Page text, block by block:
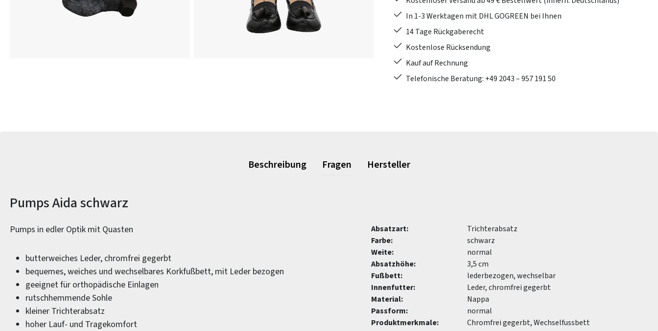
In 1-3 Werktagen mit DHL GOGREEN bei Ihnen
14 Tage Rückgaberecht
Kostenlose Rücksendung
Kauf auf Rechnung
Telefonische Beratung: +49 2043 – 957 191 50
Beschreibung Fragen Hersteller
Produktinformationen
Pumps Aida schwarz
Pumps in edler Optik mit Quasten
butterweiches Leder, chromfrei gegerbt
bequemes, weiches und wechselbares Korkfußbett, mit Leder bezogen
geeignet für orthopädische Einlagen
rutschhemmende Sohle
kleiner Trichterabsatz
hoher Lauf- und Tragekomfort
Absatzart:
Trichterabsatz
Farbe:
schwarz
Weite:
normal
Absatzhöhe:
3,5 cm
Fußbett:
lederbezogen, wechselbar
Innenfutter:
Leder, chromfrei gegerbt
Material:
Nappa
Passform:
normal
Produktmerkmale:
Chromfrei gegerbt, Wechselfussbett